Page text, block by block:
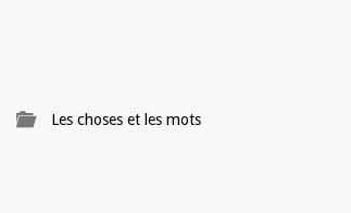
Les choses et les mots